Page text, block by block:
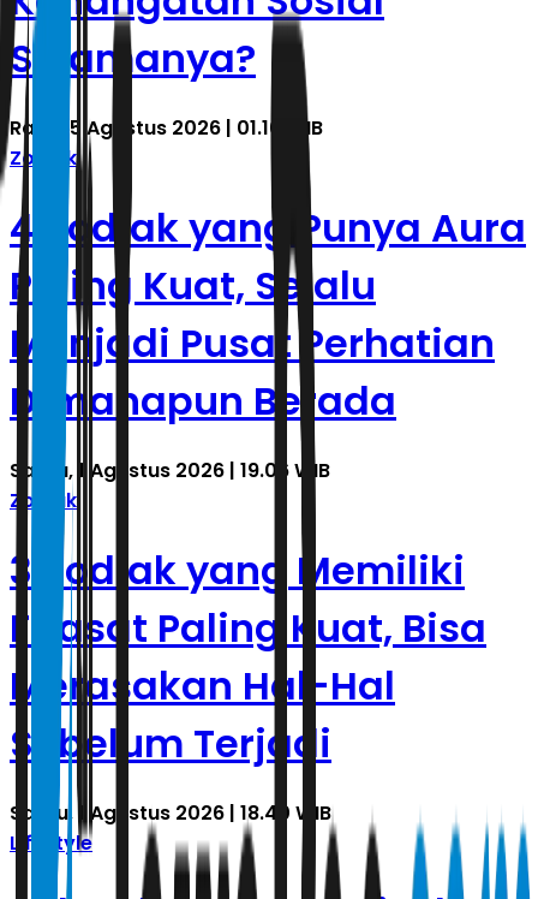
Selamanya?
Rabu, 5 Agustus 2026 | 01.10 WIB
Zodiak
4 Zodiak yang Punya Aura
Paling Kuat, Selalu
Menjadi Pusat Perhatian
Dimanapun Berada
Sabtu, 1 Agustus 2026 | 19.06 WIB
Zodiak
3 Zodiak yang Memiliki
Firasat Paling Kuat, Bisa
Merasakan Hal-Hal
Sebelum Terjadi
Sabtu, 1 Agustus 2026 | 18.40 WIB
Lifestyle